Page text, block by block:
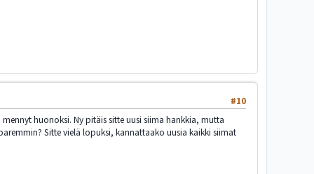
#10
huonoksi. Ny pitäis sitte uusi siima hankkia, mutta
Sitte vielä lopuksi, kannattaako uusia kaikki siimat